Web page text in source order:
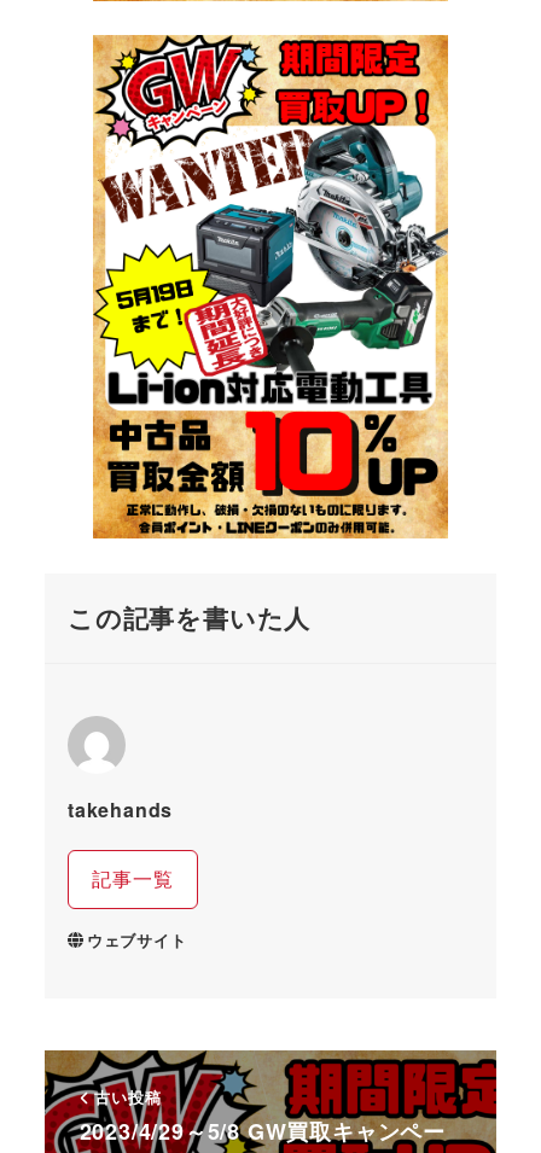
この記事を書いた人
takehands
記事一覧
ウェブサイト
古い投稿
2023/4/29～5/8 GW買取キャンペー